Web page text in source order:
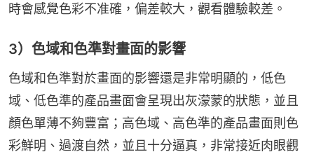
時會感覺色彩不准確，偏差較大，觀看體驗較差。
3）色域和色準對畫面的影響
色域和色準對於畫面的影響還是非常明顯的，低色
域、低色準的產品畫面會呈現出灰濛蒙的狀態，並且
顏色單薄不夠豐富；高色域、高色準的產品畫面則色
彩鮮明、過渡自然，並且十分逼真，非常接近肉眼觀